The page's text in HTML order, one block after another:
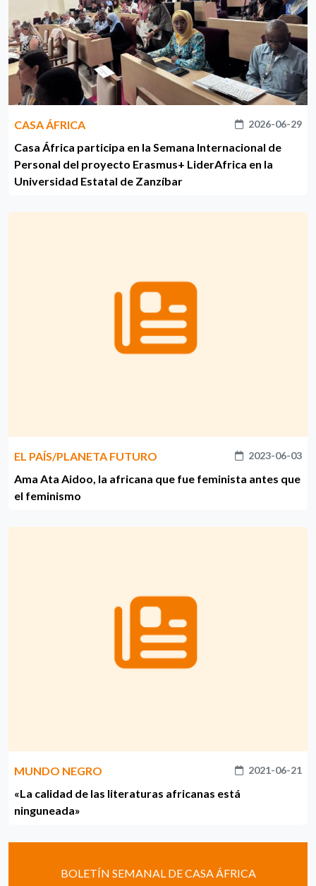
CASA ÁFRICA 2026-06-29
Casa África participa en la Semana Internacional de
Personal del proyecto Erasmus+ LiderAfrica en la
Universidad Estatal de Zanzíbar
EL PAÍS/PLANETA FUTURO 2023-06-03
Ama Ata Aidoo, la africana que fue feminista antes que
el feminismo
MUNDO NEGRO 2021-06-21
«La calidad de las literaturas africanas está
ninguneada»
BOLETÍN SEMANAL DE CASA ÁFRICA